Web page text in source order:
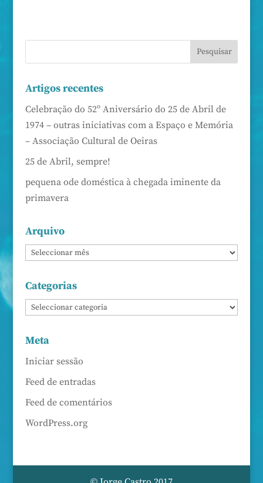
Artigos recentes
Celebração do 52º Aniversário do 25 de Abril de
1974 – outras iniciativas com a Espaço e Memória
– Associação Cultural de Oeiras
25 de Abril, sempre!
pequena ode doméstica à chegada iminente da
primavera
Arquivo
Categorias
Meta
Iniciar sessão
Feed de entradas
Feed de comentários
WordPress.org